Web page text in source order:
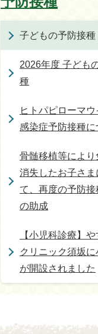
子どもの予防接種
2026年度 子ども
種
ヒトパピローマウ
感染症予防接種に
骨髄移植等により
消失したお子さま
て、再度の予防接
の助成
【小児科診療】
クリニック須坂
が開設されました